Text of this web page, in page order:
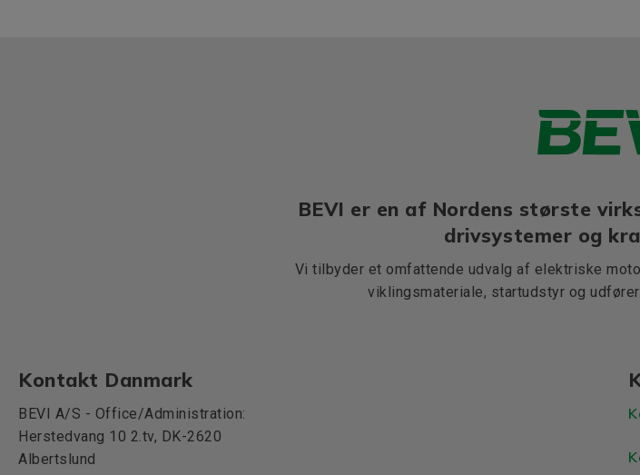
BEVI er en af Nordens største
drivsystemer og
Vi tilbyder et omfattende udvalg af elektriske
viklingsmateriale, startudstyr og
Kontakt Danmark
BEVI A/S - Office/Administration:
Herstedvang 10 2.tv, DK-2620
Albertslund